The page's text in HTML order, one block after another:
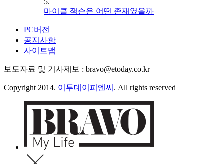
마이클 잭슨은 어떤 존재였을까
PC버전
공지사항
사이트맵
보도자료 및 기사제보 : bravo@etoday.co.kr
Copyright 2014. 이투데이피엔씨 . All rights reserved